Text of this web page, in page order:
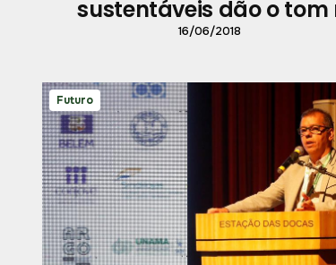
sustentáveis dão o tom
Festival Ilhas e Sabores
16/06/2018
Futuro